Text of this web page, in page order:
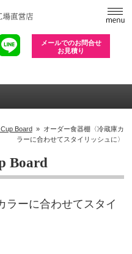
メールでのお問合せ
お見積り
Board» オーダー食器棚〈冷蔵庫カ
ラーに合わせてスタイリッシュに〉
Board
ラーに合わせてスタイ